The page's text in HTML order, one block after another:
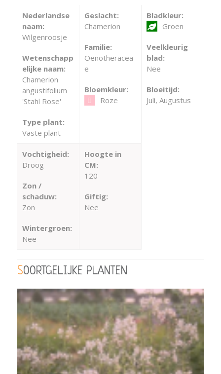
Nederlandse
naam:
Wilgenroosje
Wetenschapp
elijke naam:
Chamerion
angustifolium
'Stahl Rose'
Type plant:
Vaste plant
Geslacht:
Chamerion
Familie:
Oenotheracea
e
Bloemkleur:
Roze
Bladkleur:
Groen
Veelkleurig
blad:
Nee
Bloeitijd:
Juli, Augustus
Vochtigheid:
Droog
Zon /
schaduw:
Zon
Wintergroen:
Nee
Hoogte in
CM:
120
Giftig:
Nee
SOORTGELIJKE PLANTEN